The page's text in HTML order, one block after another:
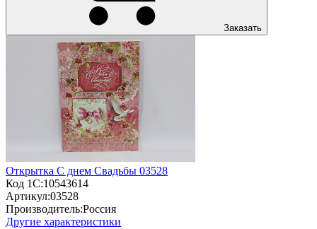
Заказать
Открытка С днем Свадьбы 03528
Код 1С:10543614
Артикул:03528
Производитель:Россия
Другие характеристики